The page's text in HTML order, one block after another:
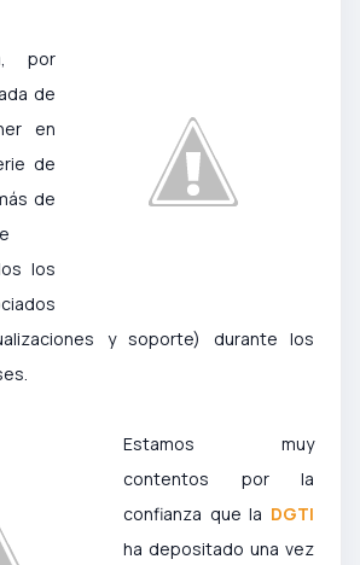
por
de
en
de
de
los
y soporte) durante los
Estamos muy
contentos por la
confianza que la DGTI
ha depositado una vez